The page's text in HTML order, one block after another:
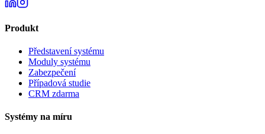
Produkt
Představení systému
Moduly systému
Zabezpečení
Případová studie
CRM zdarma
Systémy na míru